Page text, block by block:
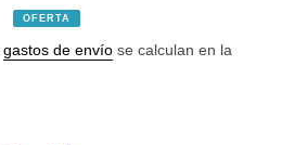
OFERTA
gastos de envío se calculan en la